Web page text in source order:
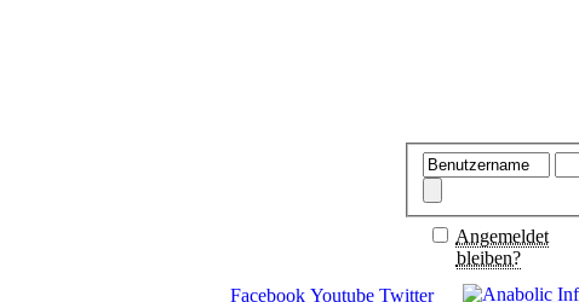
Angemeldet
bleiben?
Facebook Youtube Twitter